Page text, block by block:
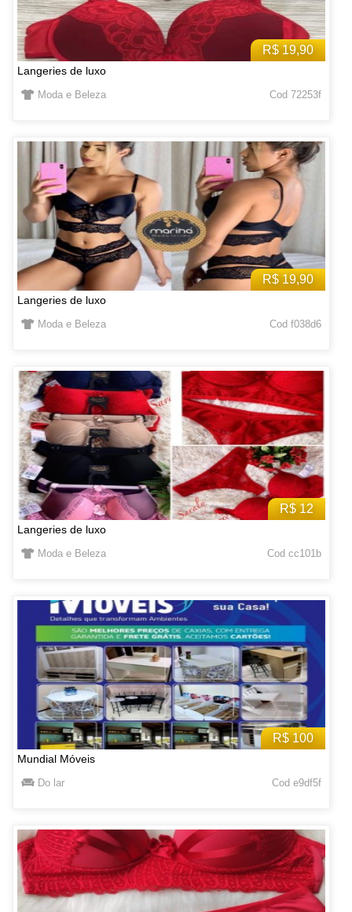
R$ 19,90
Langeries de luxo
Moda e Beleza Cod 72253f
R$ 19,90
Langeries de luxo
Moda e Beleza Cod f038d6
R$ 12
Langeries de luxo
Moda e Beleza Cod cc101b
R$ 100
Mundial Móveis
Do lar Cod e9df5f